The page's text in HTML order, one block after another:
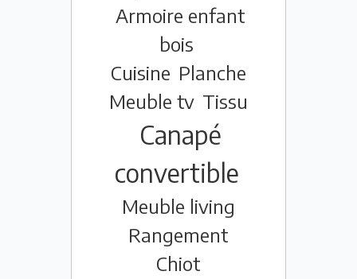
Armoire enfant
bois
Cuisine Planche
Meuble tv Tissu
Canapé
convertible
Meuble living
Rangement
Chiot